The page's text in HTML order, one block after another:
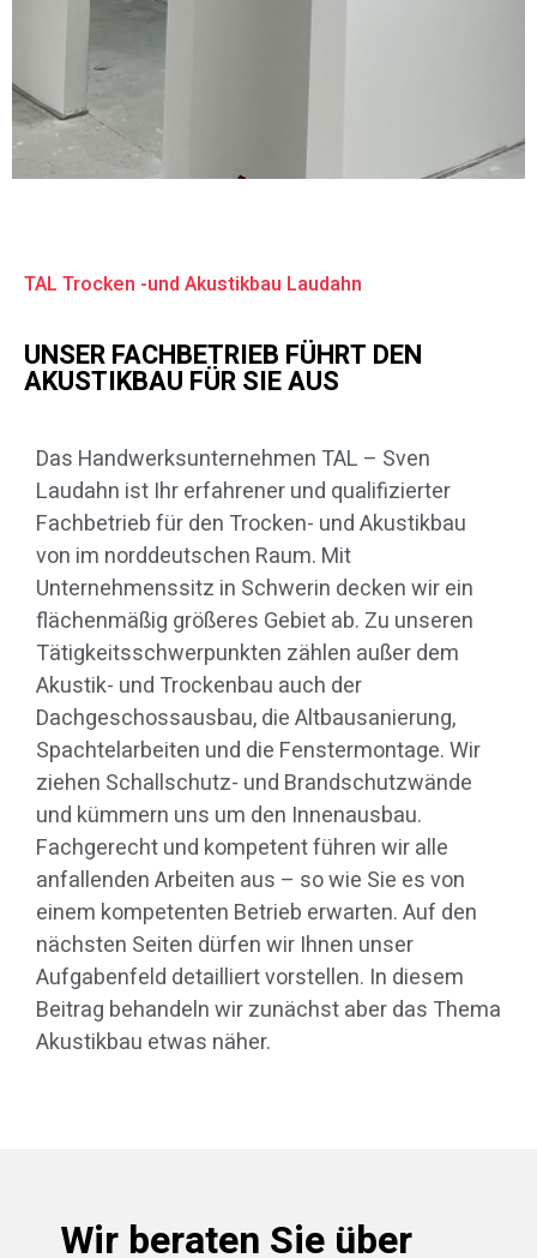
TAL Trocken -und Akustikbau Laudahn
UNSER FACHBETRIEB FÜHRT DEN
AKUSTIKBAU FÜR SIE AUS
Das Handwerksunternehmen TAL – Sven
Laudahn ist Ihr erfahrener und qualifizierter
Fachbetrieb für den Trocken- und Akustikbau
von im norddeutschen Raum. Mit
Unternehmenssitz in Schwerin decken wir ein
flächenmäßig größeres Gebiet ab. Zu unseren
Tätigkeitsschwerpunkten zählen außer dem
Akustik- und Trockenbau auch der
Dachgeschossausbau, die Altbausanierung,
Spachtelarbeiten und die Fenstermontage. Wir
ziehen Schallschutz- und Brandschutzwände
und kümmern uns um den Innenausbau.
Fachgerecht und kompetent führen wir alle
anfallenden Arbeiten aus – so wie Sie es von
einem kompetenten Betrieb erwarten. Auf den
nächsten Seiten dürfen wir Ihnen unser
Aufgabenfeld detailliert vorstellen. In diesem
Beitrag behandeln wir zunächst aber das Thema
Akustikbau etwas näher.
Wir beraten Sie über